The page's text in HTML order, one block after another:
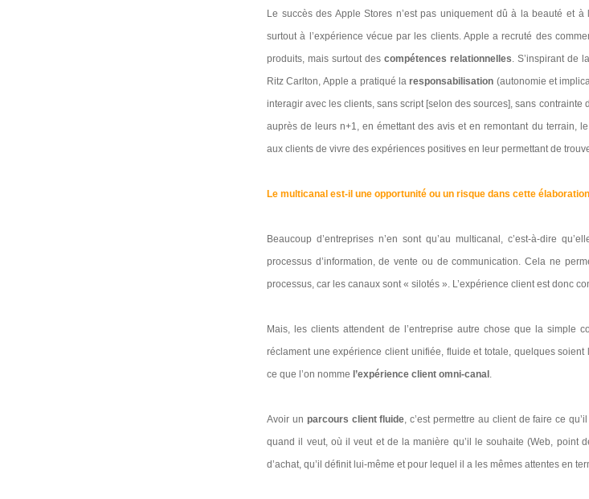
Le succès des Apple Stores n’est pas uniquement dû à la beauté et
surtout à l’expérience vécue par les clients. Apple a recruté des
produits, mais surtout des compétences relationnelles. S’inspirant de
Ritz Carlton, Apple a pratiqué laresponsabilisation (autonomie et
interagir avec les clients, sans script [selon des sources], sans contrainte
auprès de leurs n+1, en émettant des avis et en remontant du terrain,
aux clients de vivre des expériences positives en leur permettant de
Le multicanal est-il une opportunité ou un risque dans cette
Beaucoup d’entreprises n’en sont qu’au multicanal, c’est-à-dire
processus d’information, de vente ou de communication. Cela ne
processus, car les canaux sont « silotés ». L’expérience client est donc
Mais, les clients attendent de l’entreprise autre chose que la simple
réclament une expérience client unifiée, fluide et totale, quelques soient
ce que l’on nomme l’expérience client omni-canal .
Avoir un parcours client fluide, c’est permettre au client de faire ce
quand il veut, où il veut et de la manière qu’il le souhaite (Web, point
d’achat, qu’il définit lui-même et pour lequel il a les mêmes attentes en